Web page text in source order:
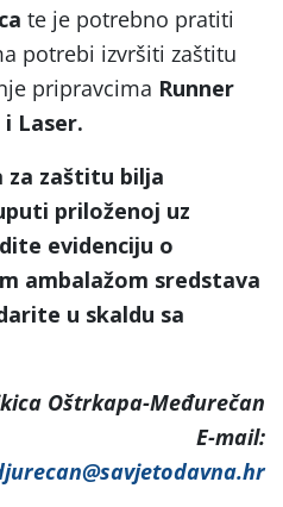
te je potrebno pratiti
potrebi izvršiti zaštitu
pripravcima Runner
i Laser.
za zaštitu bilja
priloženoj uz
evidenciju o
ambalažom sredstava
u skaldu sa
Oštrkapa-Međurečan
E-mail: